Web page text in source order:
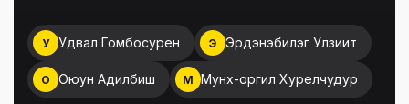
У Удвал Гомбосурен Э Эрдэнэбилэг Улзиит
О Оюун Адилбиш М Мунх-оргил Хурелчудур